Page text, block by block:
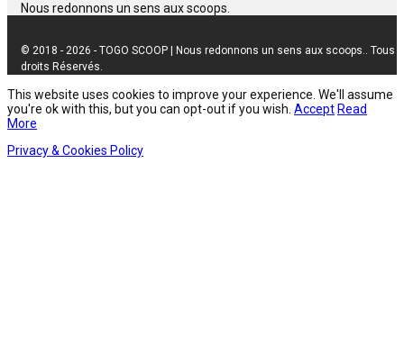
Nous redonnons un sens aux scoops.
© 2018 - 2026 - TOGO SCOOP | Nous redonnons un sens aux scoops.. Tous
droits Réservés.
This website uses cookies to improve your experience. We'll assume
you're ok with this, but you can opt-out if you wish. Accept Read
More
Privacy & Cookies Policy